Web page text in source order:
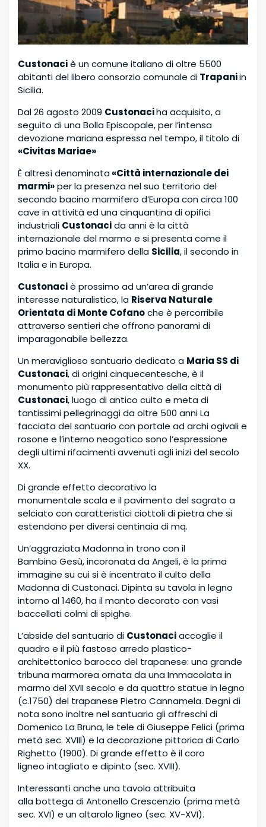
Custonaciè un comune italiano di oltre 5500
abitanti del libero consorzio comunale diTrapaniin
Sicilia.
Dal 26 agosto 2009 Custonaciha acquisito, a
seguito di una Bolla Episcopale, per l’intensa
devozione mariana espressa nel tempo, il titolo di
«Civitas Mariae»
È altresì denominata«Città internazionale dei
marmi»per la presenza nel suo territorio del
secondo bacino marmifero d’Europa con circa 100
cave in attività ed una cinquantina di opifici
industriali Custonacida anni è la città
internazionale del marmo e si presenta come il
primo bacino marmifero della Sicilia, il secondo in
Italia e in Europa.
Custonaciè prossimo ad un’area di grande
interesse naturalistico, la Riserva Naturale
Orientata di Monte Cofanoche è percorribile
attraverso sentieri che offrono panorami di
imparagonabile bellezza.
Un meraviglioso santuario dedicato a Maria SS di
Custonaci, di origini cinquecentesche, è il
monumento più rappresentativo della città di
Custonaci, luogo di antico culto e meta di
tantissimi pellegrinaggi da oltre 500 anni La
facciata del santuario con portale ad archi ogivali e
rosone e l’interno neogotico sono l’espressione
degli ultimi rifacimenti avvenuti agli inizi del secolo
XX.
Di grande effetto decorativo la
monumentale scala e il pavimento del sagrato a
selciato con caratteristici ciottoli di pietra che si
estendono per diversi centinaia di mq.
Un’aggraziata Madonna in trono con il
Bambino Gesù, incoronata da Angeli, è la prima
immagine su cui si è incentrato il culto della
Madonna di Custonaci. Dipinta su tavola in legno
intorno al 1460, ha il manto decorato con vasi
baccellati colmi di spighe.
L’abside del santuario di Custonaciaccoglie il
quadro e il più fastoso arredo plastico-
architettonico barocco del trapanese: una grande
tribuna marmorea ornata da una Immacolata in
marmo del XVII secolo e da quattro statue in legno
(c.1750) del trapanese Pietro Cannamela. Degni di
nota sono inoltre nel santuario gli affreschi di
Domenico La Bruna, le tele di Giuseppe Felici (prima
metà sec. XVIII) e la decorazione pittorica di Carlo
Righetto (1900). Di grande effetto è il coro
ligneo intagliato e dipinto (sec. XVIII).
Interessanti anche una tavola attribuita
alla bottega di Antonello Crescenzio (prima metà
sec. XVI) e un altarolo ligneo (sec. XV-XVI).